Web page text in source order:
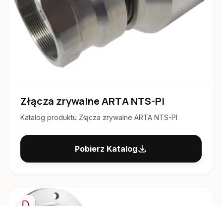
Złącza zrywalne ARTA NTS-PI
Katalog produktu Złącza zrywalne ARTA NTS-PI
Pobierz Katalog